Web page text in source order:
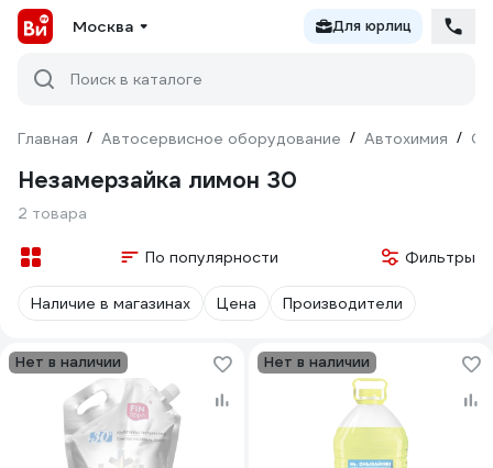
Москва Для юрлиц
Поиск в каталоге
Главная / Автосервисное оборудование / Автохимия /
Незамерзайка лимон 30
2 товара
По популярности Фильтры
Наличие в магазинах Цена Производители
Нет в наличии Нет в наличии